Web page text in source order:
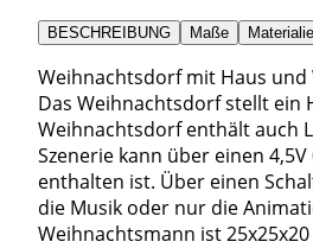
BESCHREIBUNG Maße
Weihnachtsdorf mit Haus und
Das Weihnachtsdorf stellt ein
Weihnachtsdorf enthält auch
Szenerie kann über einen
enthalten ist. Über einen
die Musik oder nur die
Weihnachtsmann ist